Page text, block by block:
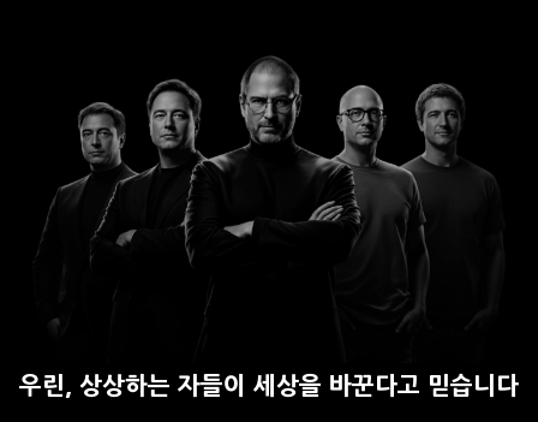
우린, 상상하는 자들이 세상을 바꾼다고 믿습니다